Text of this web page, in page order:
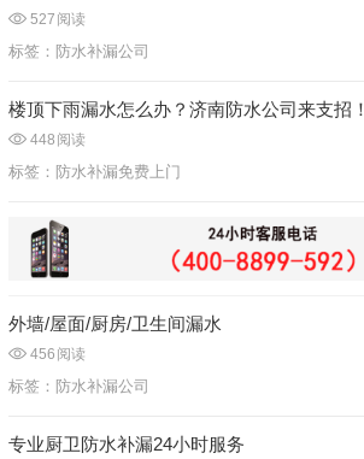
527 阅读
标签： 防水补漏公司
楼顶下雨漏水怎么办？济南防水公司来支招！
448 阅读
标签： 防水补漏免费上门
外墙/屋面/厨房/卫生间漏水
456 阅读
标签： 防水补漏公司
专业厨卫防水补漏24小时服务